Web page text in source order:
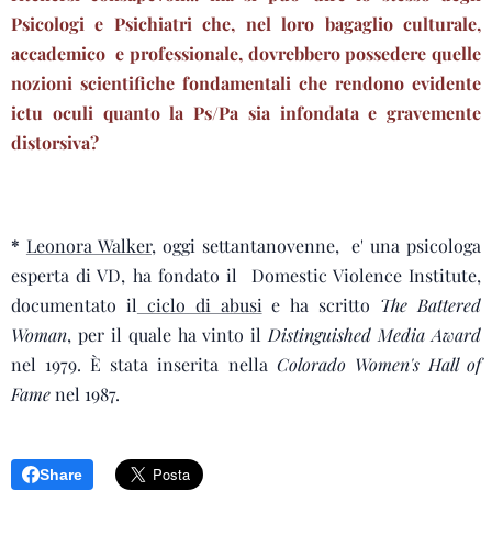
Psicologi e Psichiatri che, nel loro bagaglio culturale,
accademico e professionale, dovrebbero possedere quelle
nozioni scientifiche fondamentali che rendono evidente
ictu oculi quanto la Ps/Pa sia infondata e gravemente
distorsiva?
* Leonora Walker, oggi settantanovenne, e' una psicologa
esperta di VD, ha fondato il Domestic Violence Institute,
documentato il ciclo di abusi e ha scritto The Battered
Woman, per il quale ha vinto il Distinguished Media Award
nel 1979. È stata inserita nella Colorado Women's Hall of
Famenel 1987.
Share